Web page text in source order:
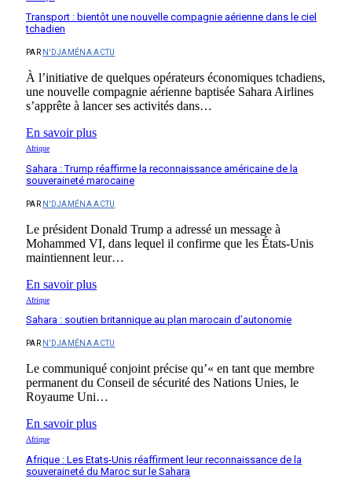
Transport : bientôt une nouvelle compagnie aérienne dans le ciel
tchadien
PAR N'DJAMÉNA ACTU
À l’initiative de quelques opérateurs économiques tchadiens,
une nouvelle compagnie aérienne baptisée Sahara Airlines
s’apprête à lancer ses activités dans…
En savoir plus
Afrique
Sahara : Trump réaffirme la reconnaissance américaine de la
souveraineté marocaine
PAR N'DJAMÉNA ACTU
Le président Donald Trump a adressé un message à
Mohammed VI, dans lequel il confirme que les États-Unis
maintiennent leur…
En savoir plus
Afrique
Sahara : soutien britannique au plan marocain d’autonomie
PAR N'DJAMÉNA ACTU
Le communiqué conjoint précise qu’« en tant que membre
permanent du Conseil de sécurité des Nations Unies, le
Royaume Uni…
En savoir plus
Afrique
Afrique : Les Etats-Unis réaffirment leur reconnaissance de la
souveraineté du Maroc sur le Sahara